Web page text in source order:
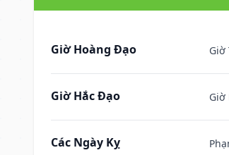
Giờ Hoàng Đạo Giờ
Giờ Hắc Đạo Giờ
Các Ngày Kỵ